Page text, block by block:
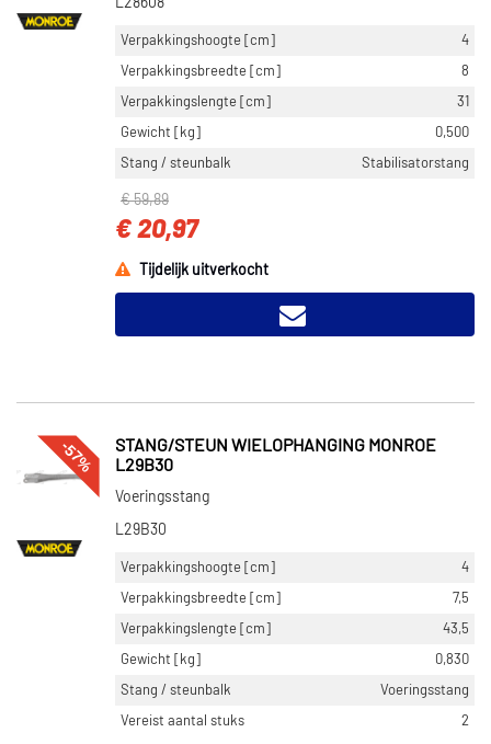
L28608
Verpakkingshoogte [cm]
4
Verpakkingsbreedte [cm]
8
Verpakkingslengte [cm]
31
Gewicht [kg]
0,500
Stang / steunbalk
Stabilisatorstang
€ 59,89
€ 20,97
Tijdelijk uitverkocht
-57%
STANG/STEUN WIELOPHANGING MONROE
L29B30
Voeringsstang
L29B30
Verpakkingshoogte [cm]
4
Verpakkingsbreedte [cm]
7,5
Verpakkingslengte [cm]
43,5
Gewicht [kg]
0,830
Stang / steunbalk
Voeringsstang
Vereist aantal stuks
2